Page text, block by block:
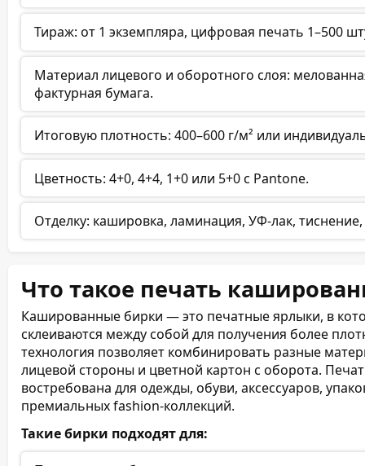
Тираж: от 1 экземпляра, цифровая печать 1–500
Материал лицевого и оборотного слоя:
фактурная бумага.
Итоговую плотность: 400–600 г/м² или
Цветность: 4+0, 4+4, 1+0 или 5+0 с Pantone.
Отделку: кашировка, ламинация, УФ-лак,
Что такое печать
Кашированные бирки — это печатные ярлыки, в
склеиваются между собой для получения более
технология позволяет комбинировать разные
лицевой стороны и цветной картон с оборота.
востребована для одежды, обуви, аксессуаров,
премиальных fashion-коллекций.
Такие бирки подходят для: